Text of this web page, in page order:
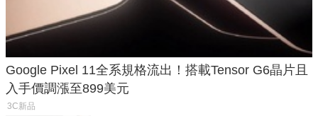
Google Pixel 11全系規格流出！搭載Tensor G6晶片且
入手價調漲至899美元
3C新品